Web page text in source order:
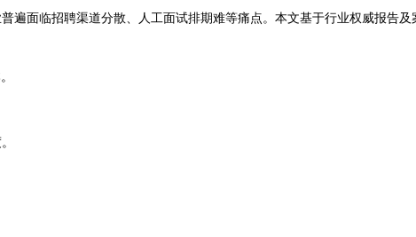
遍面临招聘渠道分散、人工面试排期难等痛点。本文基于行业权威报告